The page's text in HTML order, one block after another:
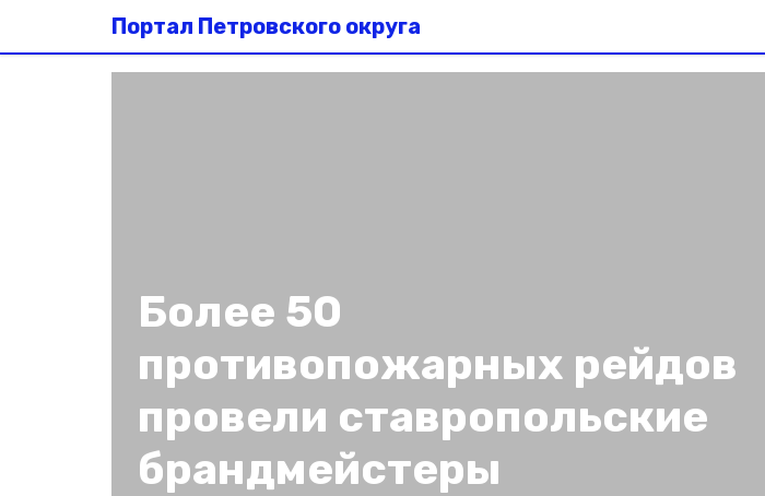
Портал Петровского округа
Более 50
противопожарных рейдов
провели ставропольские
брандмейстеры